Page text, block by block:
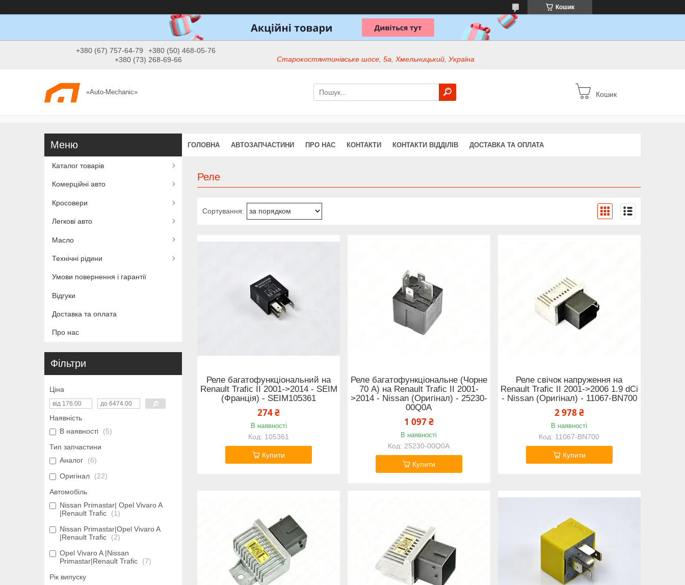
Кошик
+380 (67) 757-64-79
+380 (50) 468-05-76
+380 (73) 268-69-66
Старокостянтинівське шосе, 5а, Хмельницький, Україна
«Auto-Mechanic» Кошик
ГОЛОВНА АВТОЗАПЧАСТИНИ ПРО НАС КОНТАКТИ КОНТАКТИ ВІДДІЛІВ ДОСТАВКА ТА ОПЛАТА
Реле
Реле багатофункціональний на
Renault Trafic II 2001->2014 - SEIM
(Франція) - SEIM105361
274 ₴
В наявності
105361
Купити
Реле багатофункціональне (Чорне
70 A) на Renault Trafic II 2001-
>2014 - Nissan (Оригінал) - 25230-
00Q0A
1 097 ₴
В наявності
25230-00Q0A
Купити
Реле свічок напруження на
Renault Trafic II 2001->2006 1.9 dCi
- Nissan (Оригінал) - 11067-BN700
2 978 ₴
В наявності
11067-BN700
Купити
Каталог товарів
Комерційні авто
Кросовери
Легкові авто
Масло
Технічні рідини
Умови повернення і гарантії
Відгуки
Доставка та оплата
Про нас
Фільтри
Ціна
Наявність
В наявності
5
Тип запчастини
Аналог
6
Оригінал
22
Автомобіль
Nissan Primastar| Opel Vivaro A
|Renault Trafic
1
Nissan Primastar|Opel Vivaro A
|Renault Trafic
2
Opel Vivaro A |Nissan
Primastar|Renault Trafic
7
Рік випуску